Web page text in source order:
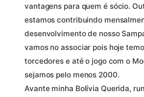
vantagens para quem é sócio.
estamos contribuindo
desenvolvimento de nosso
vamos no associar pois hoje
torcedores e até o jogo com o
sejamos pelo menos 2000.
Avante minha Bolívia Querida,